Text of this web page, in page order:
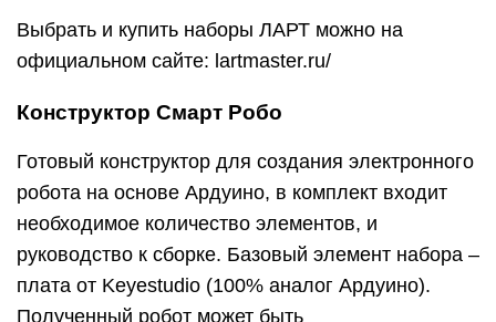
Выбрать и купить наборы ЛАРТ можно на
официальном сайте: lartmaster.ru/
Конструктор Смарт Робо
Готовый конструктор для создания электронного
робота на основе Ардуино, в комплект входит
необходимое количество элементов, и
руководство к сборке. Базовый элемент набора –
плата от Keyestudio (100% аналог Ардуино).
Полученный робот может быть